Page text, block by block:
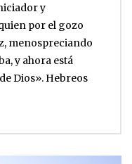
y
por el gozo
menospreciando
y ahora está
Dios». Hebreos